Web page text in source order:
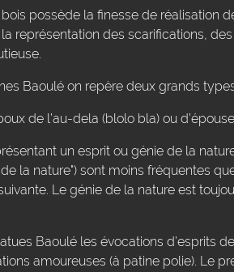
possède la finesse de réalisation
représentation des scarifications,
Baoulé on repère deux grands
de l’au-dela (blolo bla) ou
un esprit ou génie de la
la nature") sont moins fréquentes
Le génie de la nature est
Baoulé les évocations d’esprits
amoureuses (à patine polie). Le